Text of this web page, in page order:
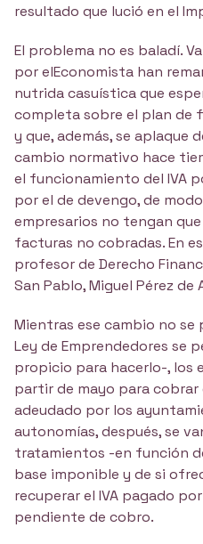
resultado que lució en el
El problema no es baladí.
por elEconomista han
nutrida casuística que
completa sobre el plan de
y que, además, se aplaque
cambio normativo hace
el funcionamiento del IVA
por el de devengo, de
empresarios no tengan que
facturas no cobradas. En
profesor de Derecho
San Pablo, Miguel Pérez de
Mientras ese cambio no
Ley de Emprendedores se
propicio para hacerlo-, los
partir de mayo para cobrar
adeudado por los
autonomías, después, se
tratamientos -en función
base imponible y de si
recuperar el IVA pagado
pendiente de cobro.